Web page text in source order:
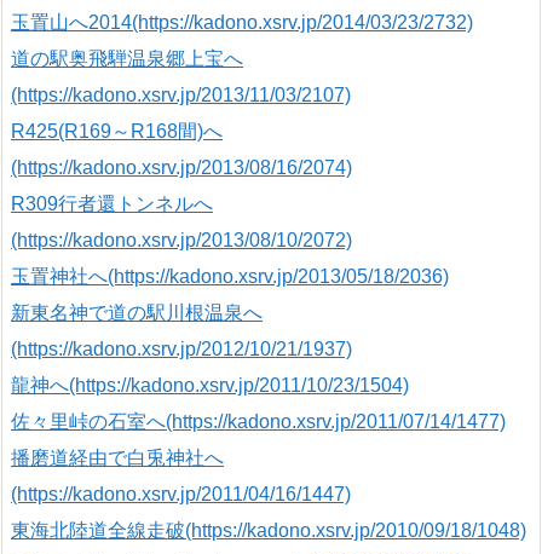
玉置山へ2014(https://kadono.xsrv.jp/2014/03/23/2732)
道の駅奥飛騨温泉郷上宝へ
(https://kadono.xsrv.jp/2013/11/03/2107)
R425(R169～R168間)へ
(https://kadono.xsrv.jp/2013/08/16/2074)
R309行者還トンネルへ
(https://kadono.xsrv.jp/2013/08/10/2072)
玉置神社へ(https://kadono.xsrv.jp/2013/05/18/2036)
新東名神で道の駅川根温泉へ
(https://kadono.xsrv.jp/2012/10/21/1937)
龍神へ(https://kadono.xsrv.jp/2011/10/23/1504)
佐々里峠の石室へ(https://kadono.xsrv.jp/2011/07/14/1477)
播磨道経由で白兎神社へ
(https://kadono.xsrv.jp/2011/04/16/1447)
東海北陸道全線走破(https://kadono.xsrv.jp/2010/09/18/1048)